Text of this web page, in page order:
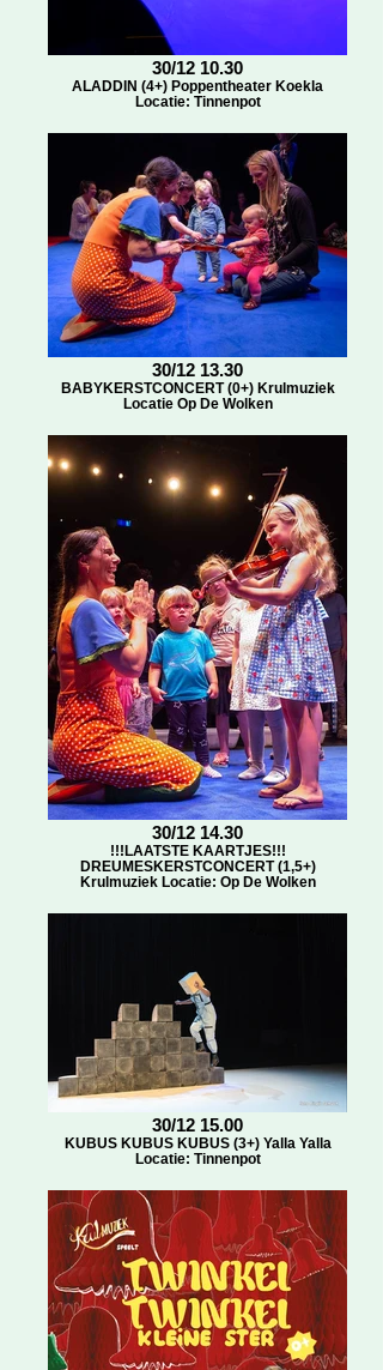
30/12 10.30
ALADDIN (4+) Poppentheater Koekla
Locatie: Tinnenpot
30/12 13.30
BABYKERSTCONCERT (0+) Krulmuziek
Locatie Op De Wolken
30/12 14.30
!!!LAATSTE KAARTJES!!!
DREUMESKERSTCONCERT (1,5+)
Krulmuziek Locatie: Op De Wolken
30/12 15.00
KUBUS KUBUS KUBUS (3+) Yalla Yalla
Locatie: Tinnenpot